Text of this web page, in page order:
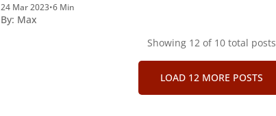
perquirendisque deterreantur?
Summum ením bonum exposuit
vacuitatem doloris; Nullum inveniri
declaret Latine, quod Graece, quam
24 Mar 2023•6 Min
By: Max
Showing 12 of 10 total posts
LOAD 12 MORE POSTS